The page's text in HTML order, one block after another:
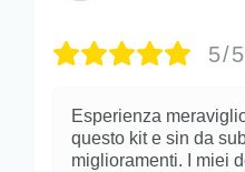
5/5
Esperienza
questo kit e sin da
miglioramenti. I miei